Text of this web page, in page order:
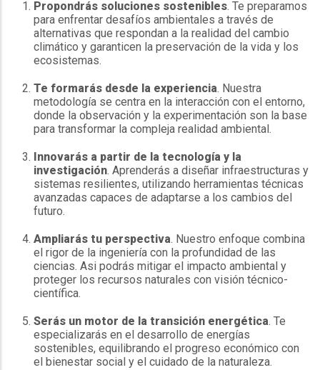
Propondrás soluciones sostenibles. Te preparamos
para enfrentar desafíos ambientales a través de
alternativas que respondan a la realidad del cambio
climático y garanticen la preservación de la vida y los
ecosistemas.
Te formarás desde la experiencia. Nuestra
metodología se centra en la interacción con el entorno,
donde la observación y la experimentación son la base
para transformar la compleja realidad ambiental.
Innovarás a partir de la tecnología y la
investigación. Aprenderás a diseñar infraestructuras y
sistemas resilientes, utilizando herramientas técnicas
avanzadas capaces de adaptarse a los cambios del
futuro.
Ampliarás tu perspectiva. Nuestro enfoque combina
el rigor de la ingeniería con la profundidad de las
ciencias. Asi podrás mitigar el impacto ambiental y
proteger los recursos naturales con visión técnico-
científica.
Serás un motor de la transición energética. Te
especializarás en el desarrollo de energías
sostenibles, equilibrando el progreso económico con
el bienestar social y el cuidado de la naturaleza.